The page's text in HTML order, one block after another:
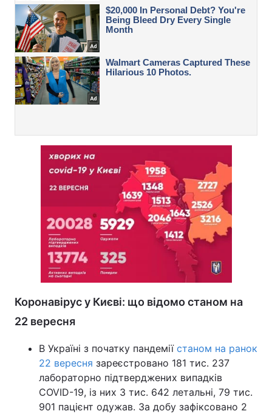
Коронавірус у Києві: що відомо станом на
22 вересня
В Україні з початку пандемії станом на ранок
22 вересня зареєстровано 181 тис. 237
лабораторно підтверджених випадків
COVID-19, із них 3 тис. 642 летальні, 79 тис.
901 пацієнт одужав. За добу зафіксовано 2